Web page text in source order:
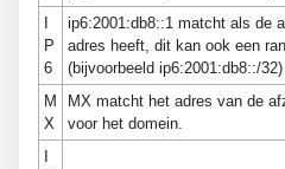
P
6
ip6:2001:db8::1 matcht als de
adres heeft, dit kan ook een
(bijvoorbeeld ip6:2001:db8::/32)
M
X
MX matcht het adres van de
voor het domein.